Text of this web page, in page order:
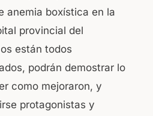
anemia boxística en la
provincial del
están todos
podrán demostrar lo
como mejoraron, y
protagonistas y